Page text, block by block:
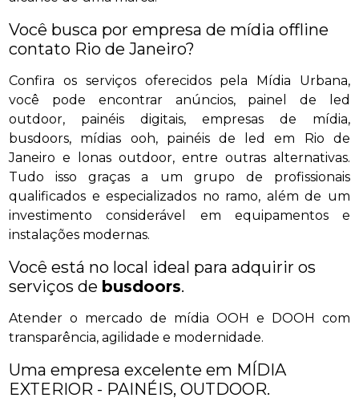
Você busca por empresa de mídia offline
contato Rio de Janeiro?
Confira os serviços oferecidos pela Mídia Urbana,
você pode encontrar anúncios, painel de led
outdoor, painéis digitais, empresas de mídia,
busdoors, mídias ooh, painéis de led em Rio de
Janeiro e lonas outdoor, entre outras alternativas.
Tudo isso graças a um grupo de profissionais
qualificados e especializados no ramo, além de um
investimento considerável em equipamentos e
instalações modernas.
Você está no local ideal para adquirir os
serviços de busdoors.
Atender o mercado de mídia OOH e DOOH com
transparência, agilidade e modernidade.
Uma empresa excelente em MÍDIA
EXTERIOR - PAINÉIS, OUTDOOR.